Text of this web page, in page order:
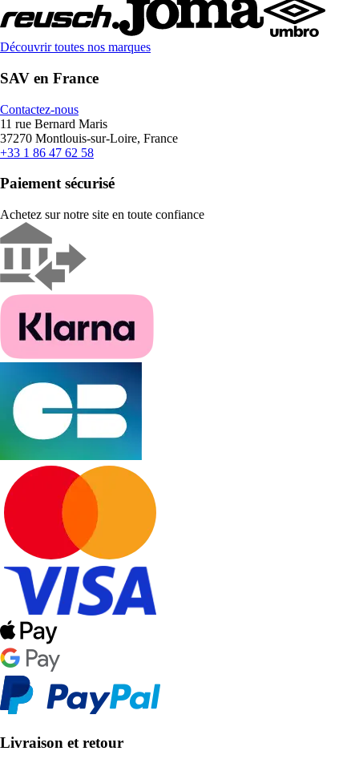
Découvrir toutes nos marques
SAV en France
Contactez-nous
11 rue Bernard Maris
37270 Montlouis-sur-Loire, France
+33 1 86 47 62 58
Paiement sécurisé
Achetez sur notre site en toute confiance
Livraison et retour